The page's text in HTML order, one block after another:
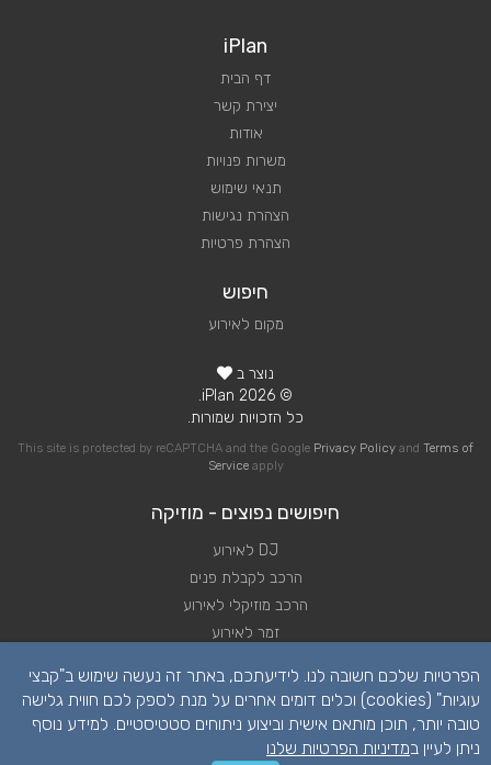
iPlan
דף הבית
יצירת קשר
אודות
משרות פנויות
תנאי שימוש
הצהרת נגישות
הצהרת פרטיות
חיפוש
מקום לאירוע
נוצר ב
© 2026 iPlan.
כל הזכויות שמורות.
This site is protected by reCAPTCHA and the Google Privacy Policy and Terms of
Serviceapply
חיפושים נפוצים - מוזיקה
DJ לאירוע
הרכב לקבלת פנים
הרכב מוזיקלי לאירוע
זמר לאירוע
נגן לאירוע
תקליטן לאירוע
הפרטיות שלכם חשובה לנו. לידיעתכם, באתר זה נעשה שימוש ב"קבצי
עוגיות" (cookies) וכלים דומים אחרים על מנת לספק לכם חווית גלישה
טובה יותר, תוכן מותאם אישית וביצוע ניתוחים סטטיסטיים. למידע נוסף
ניתן לעיין במדיניות הפרטיות שלנו